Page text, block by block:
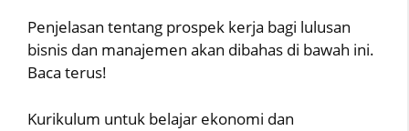
Penjelasan tentang prospek kerja bagi lulusan
bisnis dan manajemen akan dibahas di bawah ini.
Baca terus!
Kurikulum untuk belajar ekonomi dan